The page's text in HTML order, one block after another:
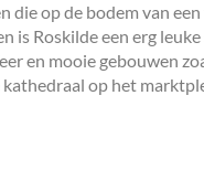
die op de bodem van
is Roskilde een erg
en mooie gebouwen
kathedraal op het